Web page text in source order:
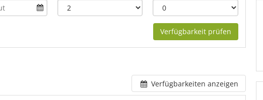
Verfügbarkeit prüfen
Verfügbarkeiten anzeigen